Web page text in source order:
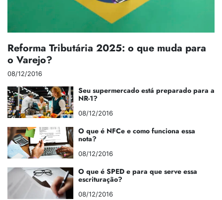
Reforma Tributária 2025: o que muda para
o Varejo?
08/12/2016
Seu supermercado está preparado para a
NR-1?
08/12/2016
O que é NFCe e como funciona essa
nota?
08/12/2016
O que é SPED e para que serve essa
escrituração?
08/12/2016